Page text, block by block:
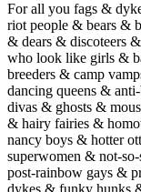
For all you fags &
riot people & bears &
& dears & discoteers
who look like girls &
breeders & camp
dancing queens &
divas & ghosts &
& hairy fairies &
nancy boys & hotter
superwomen & not-
post-rainbow gays &